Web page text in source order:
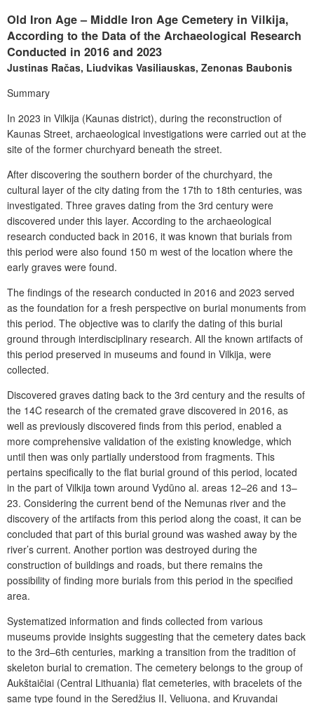
Old Iron Age – Middle Iron Age Cemetery in Vilkija,
According to the Data of the Archaeological Research
Conducted in 2016 and 2023
Justinas Račas, Liudvikas Vasiliauskas, Zenonas Baubonis
Summary
In 2023 in Vilkija (Kaunas district), during the reconstruction of
Kaunas Street, archaeological investigations were carried out at the
site of the former churchyard beneath the street.
After discovering the southern border of the churchyard, the
cultural layer of the city dating from the 17th to 18th centuries, was
investigated. Three graves dating from the 3rd century were
discovered under this layer. According to the archaeological
research conducted back in 2016, it was known that burials from
this period were also found 150 m west of the location where the
early graves were found.
The findings of the research conducted in 2016 and 2023 served
as the foundation for a fresh perspective on burial monuments from
this period. The objective was to clarify the dating of this burial
ground through interdisciplinary research. All the known artifacts of
this period preserved in museums and found in Vilkija, were
collected.
Discovered graves dating back to the 3rd century and the results of
the 14C research of the cremated grave discovered in 2016, as
well as previously discovered finds from this period, enabled a
more comprehensive validation of the existing knowledge, which
until then was only partially understood from fragments. This
pertains specifically to the flat burial ground of this period, located
in the part of Vilkija town around Vydūno al. areas 12–26 and 13–
23. Considering the current bend of the Nemunas river and the
discovery of the artifacts from this period along the coast, it can be
concluded that part of this burial ground was washed away by the
river’s current. Another portion was destroyed during the
construction of buildings and roads, but there remains the
possibility of finding more burials from this period in the specified
area.
Systematized information and finds collected from various
museums provide insights suggesting that the cemetery dates back
to the 3rd–6th centuries, marking a transition from the tradition of
skeleton burial to cremation. The cemetery belongs to the group of
Aukštaičiai (Central Lithuania) flat cemeteries, with bracelets of the
same type found in the Seredžius II, Veliuona, and Kruvandai